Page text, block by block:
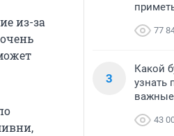
из-за
77
3
Какой
узнать
43